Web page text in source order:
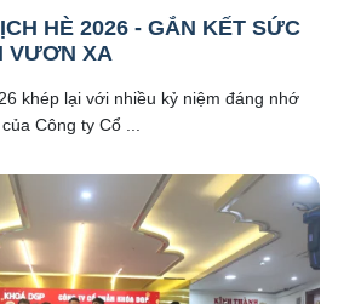
HÈ 2026 - GẮN KẾT SỨC
VƯƠN XA
khép lại với nhiều kỷ niệm đáng nhớ
Công ty Cổ ...